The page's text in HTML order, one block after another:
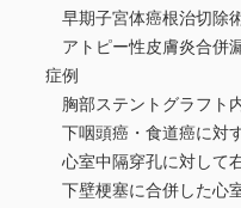
早期子宮体癌根治切除
アトピー性皮膚炎合併
症例
胸部ステントグラフト
下咽頭癌・食道癌に対
心室中隔穿孔に対して
下壁梗塞に合併した心